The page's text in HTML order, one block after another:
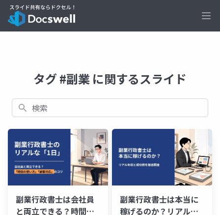
タグ #副業 に関するスライド
検索
副業行政書士は会社員
と両立できる？時間不
副業行政書士は本当に
稼げるのか？リアル年